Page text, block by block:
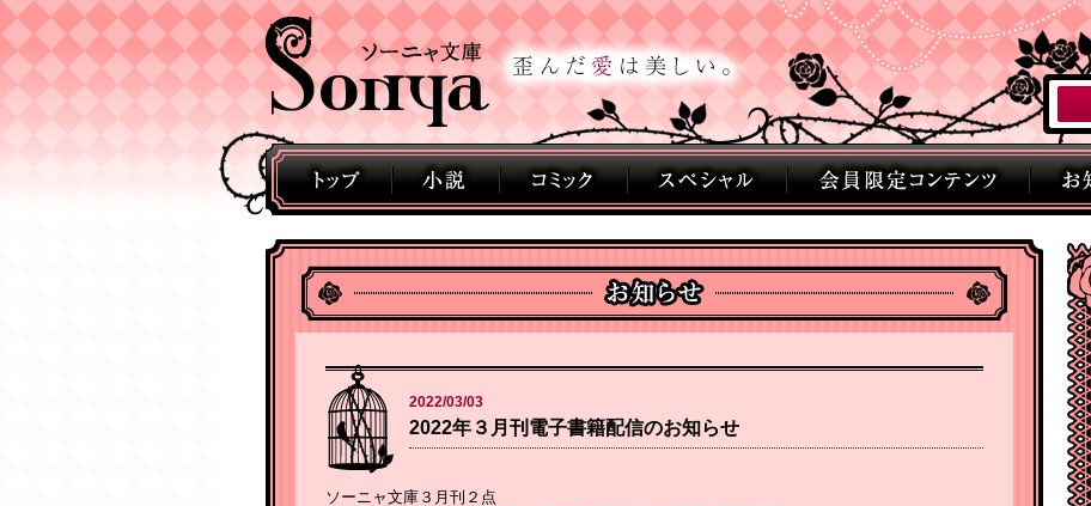
2022/03/03
2022年３月刊電子書籍配信のお知らせ
ソーニャ文庫３月刊２点